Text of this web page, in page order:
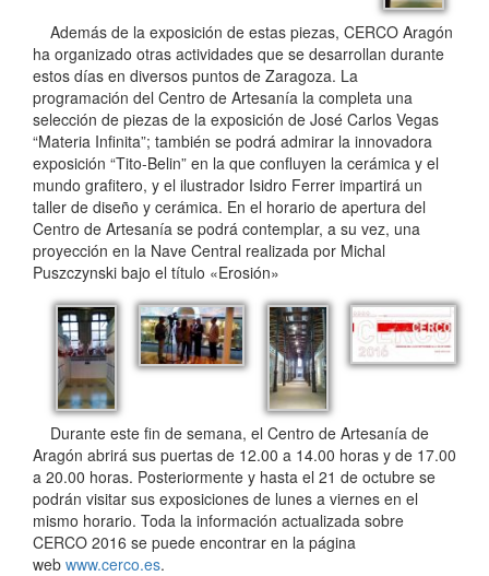
Además de la exposición de estas piezas, CERCO Aragón
ha organizado otras actividades que se desarrollan durante
estos días en diversos puntos de Zaragoza. La
programación del Centro de Artesanía la completa una
selección de piezas de la exposición de José Carlos Vegas
“Materia Infinita”; también se podrá admirar la innovadora
exposición “Tito-Belin” en la que confluyen la cerámica y el
mundo grafitero, y el ilustrador Isidro Ferrer impartirá un
taller de diseño y cerámica. En el horario de apertura del
Centro de Artesanía se podrá contemplar, a su vez, una
proyección en la Nave Central realizada por Michal
Puszczynski bajo el título «Erosión»
Durante este fin de semana, el Centro de Artesanía de
Aragón abrirá sus puertas de 12.00 a 14.00 horas y de 17.00
a 20.00 horas. Posteriormente y hasta el 21 de octubre se
podrán visitar sus exposiciones de lunes a viernes en el
mismo horario. Toda la información actualizada sobre
CERCO 2016 se puede encontrar en la página
web www.cerco.es.